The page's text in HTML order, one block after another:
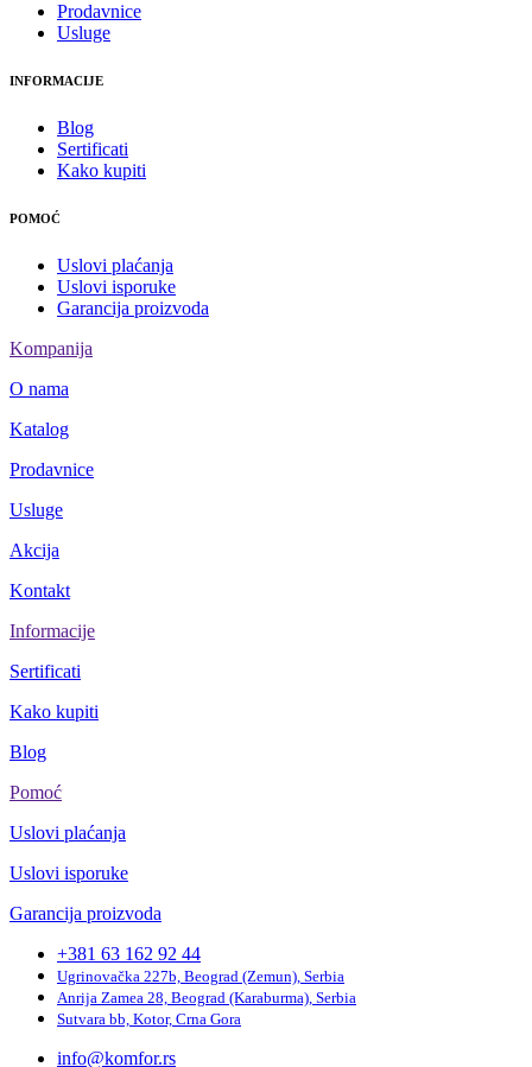
Prodavnice
Usluge
INFORMACIJE
Blog
Sertificati
Kako kupiti
POMOĆ
Uslovi plaćanja
Uslovi isporuke
Garancija proizvoda
Kompanija
O nama
Katalog
Prodavnice
Usluge
Akcija
Kontakt
Informacije
Sertificati
Kako kupiti
Blog
Pomoć
Uslovi plaćanja
Uslovi isporuke
Garancija proizvoda
+381 63 162 92 44
Ugrinovačka 227b, Beograd (Zemun), Serbia
Anrija Zamea 28, Beograd (Karaburma), Serbia
Sutvara bb, Kotor, Crna Gora
info@komfor.rs